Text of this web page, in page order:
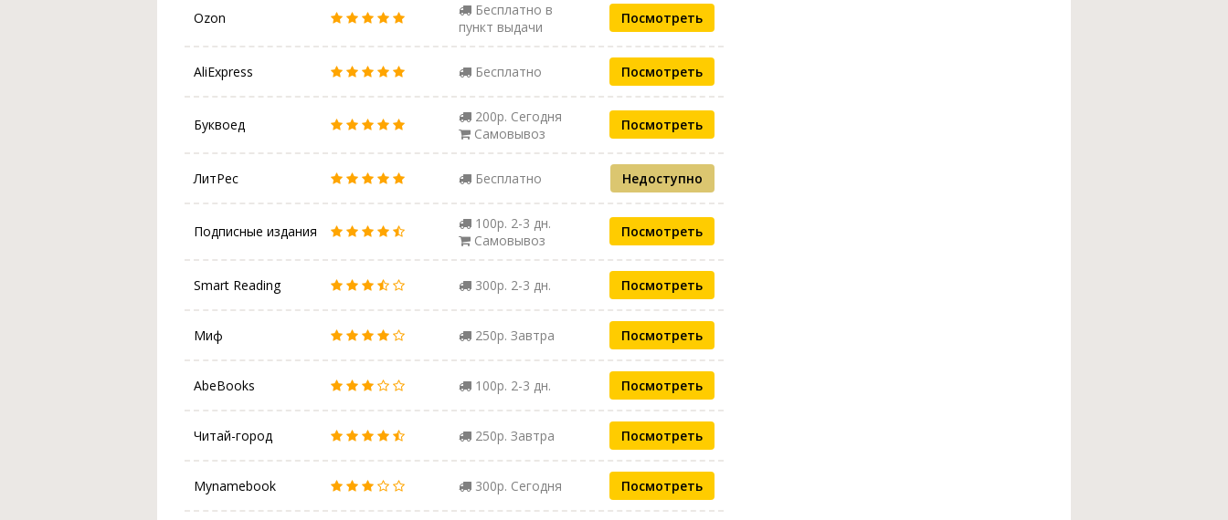
Ozon
Бесплатно в
пункт выдачи
Посмотреть
AliExpress Бесплатно Посмотреть
Буквоед
200р. Сегодня
Самовывоз
Посмотреть
ЛитРес Бесплатно Недоступно
Подписные издания
100р. 2-3 дн.
Самовывоз
Посмотреть
Smart Reading 300р. 2-3 дн. Посмотреть
Миф 250р. Завтра Посмотреть
AbeBooks 100р. 2-3 дн. Посмотреть
Читай-город 250р. Завтра Посмотреть
Mynamebook 300р. Сегодня Посмотреть